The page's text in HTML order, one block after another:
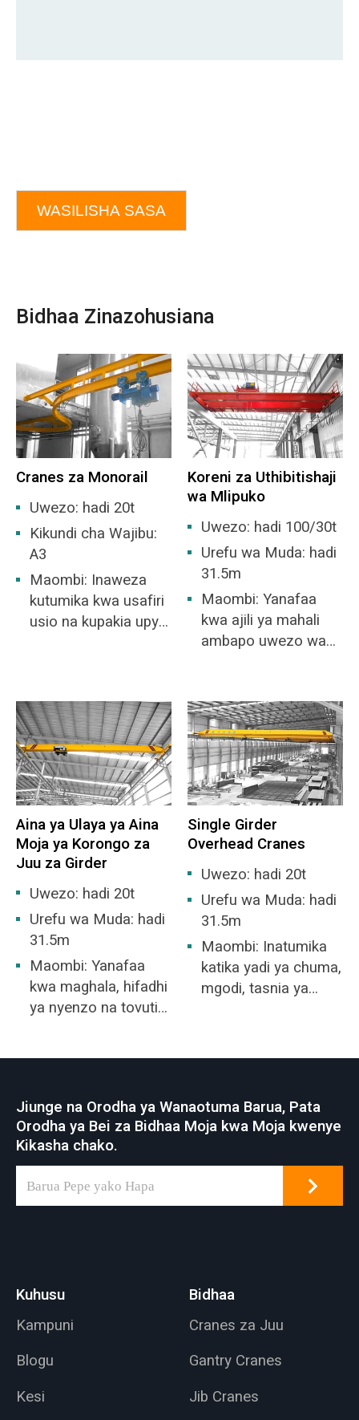
WASILISHA SASA
Bidhaa Zinazohusiana
Cranes za Monorail
Uwezo: hadi 20t
Kikundi cha Wajibu:
A3
Maombi: Inaweza
kutumika kwa usafiri
usio na kupakia upya
na mzigo wake wa
usafiri hauzuiliwi na
masharti ya sahani
ya chini, na inaweza
kuendeshwa kwenye
curves mbalimbali za
wima, curves gorofa
na curves tata.
Koreni za Uthibitishaji
wa Mlipuko
Uwezo: hadi 100/30t
Urefu wa Muda: hadi
31.5m
Maombi: Yanafaa
kwa ajili ya mahali
ambapo uwezo wa
kiwango cha IIB au
IIC, na kundi la
halijoto ya kuwasha
ni T1-T4 kundi la gesi
inayoweza kuwaka
au mchanganyiko wa
gesi inayolipuka
inayoundwa na
mvuke na hewa.
Inafaa kwa maeneo
hatari katika Kanda
ya 1 au Kanda ya 2.
Aina ya Ulaya ya Aina
Moja ya Korongo za
Juu za Girder
Uwezo: hadi 20t
Urefu wa Muda: hadi
31.5m
Maombi: Yanafaa
kwa maghala, hifadhi
ya nyenzo na tovuti
Single Girder
Overhead Cranes
Uwezo: hadi 20t
Urefu wa Muda: hadi
31.5m
Maombi: Inatumika
katika yadi ya chuma,
mgodi, tasnia ya
kazi za viwandani
zinazohudumia
Jiunge na Orodha ya Wanaotuma Barua, Pata
Orodha ya Bei za Bidhaa Moja kwa Moja kwenye
Kikasha chako.
Kuhusu
Kampuni
Blogu
Kesi
Bidhaa
Cranes za Juu
Gantry Cranes
Jib Cranes